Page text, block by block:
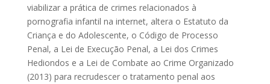
viabilizar a prática de crimes relacionados à
pornografia infantil na internet, altera o Estatuto da
Criança e do Adolescente, o Código de Processo
Penal, a Lei de Execução Penal, a Lei dos Crimes
Hediondos e a Lei de Combate ao Crime Organizado
(2013) para recrudescer o tratamento penal aos